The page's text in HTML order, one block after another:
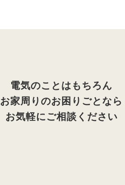
電気のことはもちろん
お家周りのお困りごとなら
お気軽にご相談ください